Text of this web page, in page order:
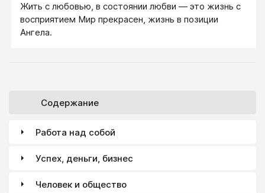
Жить с любовью, в состоянии любви — это жизнь с
восприятием Мир прекрасен, жизнь в позиции
Ангела.
Содержание
Работа над собой
Успех, деньги, бизнес
Человек и общество